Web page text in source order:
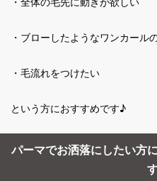
・ブローしたようなワンカール
・毛流れをつけたい
という方におすすめです♪
パーマでお洒落にしたい方